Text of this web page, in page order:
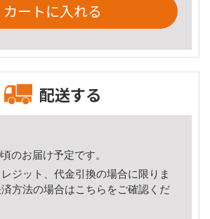
カートに入れる
配送する
のお届け予定です。
ジット、代金引換の場合に限りま
方法の場合はこちら をご確認くだ